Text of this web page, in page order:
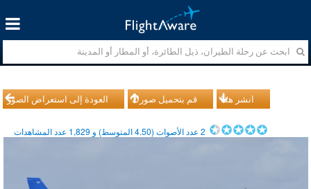
العودة إلى استعراض الصور قم بتحميل صورك انشر هذا
2عدد الأصوات (4.50المتوسط) و 1,829 عدد المشاهدات